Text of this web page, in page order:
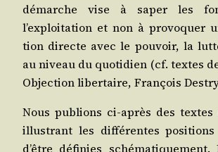
démarche vise à saper les
l’exploitation et non à pro­vo­quer
tion directe avec le pou­voir, la
au niveau du quo­ti­dien (cf. textes
Objec­tion liber­taire, Fran­çois
Nous publions ci‑après des
illus­trant les dif­fé­rentes
d’être défi­nies